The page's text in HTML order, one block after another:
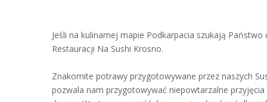
Jeśli na kulinarnej mapie Podkarpacia szukają
Restauracji Na Sushi Krosno.
Znakomite potrawy przygotowywane przez naszych
pozwala nam przygotowywać niepowtarzalne